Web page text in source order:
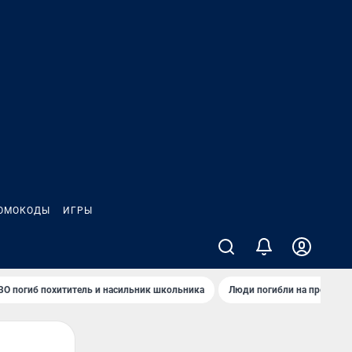
ИГРЫ
погиб похититель и насильник школьника Люди погибли на